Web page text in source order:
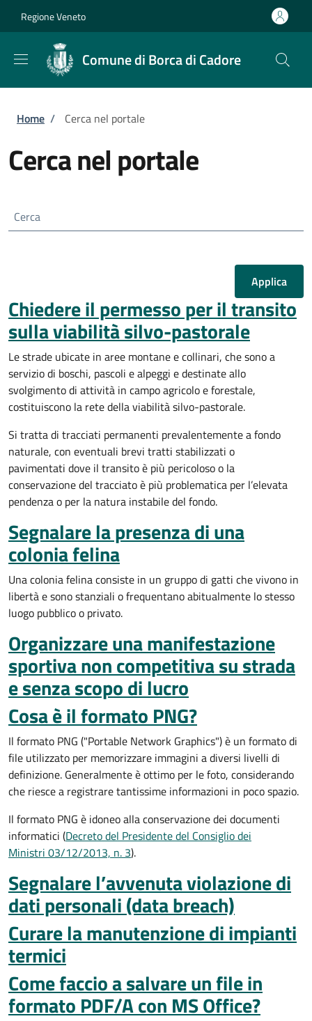
Regione Veneto
Comune di Borca di Cadore
Briciole di pane
Home / Cerca nel portale
Cerca nel portale
Cerca
Chiedere il permesso per il transito
sulla viabilità silvo-pastorale
Le strade ubicate in aree montane e collinari, che sono a
servizio di boschi, pascoli e alpeggi e destinate allo
svolgimento di attività in campo agricolo e forestale,
costituiscono la rete della viabilità silvo-pastorale.
Si tratta di tracciati permanenti prevalentemente a fondo
naturale, con eventuali brevi tratti stabilizzati o
pavimentati dove il transito è più pericoloso o la
conservazione del tracciato è più problematica per l’elevata
pendenza o per la natura instabile del fondo.
Segnalare la presenza di una
colonia felina
Una colonia felina consiste in un gruppo di gatti che vivono in
libertà e sono stanziali o frequentano abitualmente lo stesso
luogo pubblico o privato.
Organizzare una manifestazione
sportiva non competitiva su strada
e senza scopo di lucro
Cosa è il formato PNG?
Il formato PNG ("Portable Network Graphics") è un formato di
file utilizzato per memorizzare immagini a diversi livelli di
definizione. Generalmente è ottimo per le foto, considerando
che riesce a registrare tantissime informazioni in poco spazio.
Il formato PNG è idoneo alla conservazione dei documenti
informatici (Decreto del Presidente del Consiglio dei
Ministri 03/12/2013, n. 3).
Segnalare l’avvenuta violazione di
dati personali (data breach)
Curare la manutenzione di impianti
termici
Come faccio a salvare un file in
formato PDF/A con MS Office?